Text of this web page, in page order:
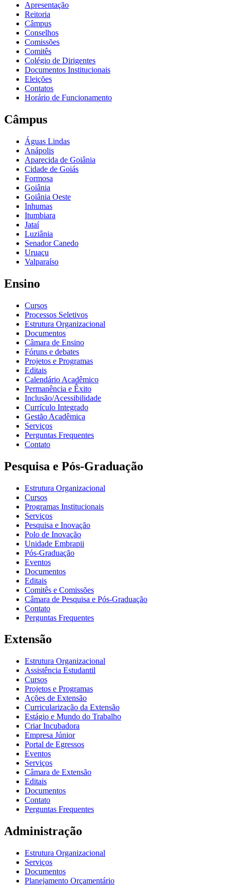
Apresentação
Reitoria
Câmpus
Conselhos
Comissões
Comitês
Colégio de Dirigentes
Documentos Institucionais
Eleições
Contatos
Horário de Funcionamento
Câmpus
Águas Lindas
Anápolis
Aparecida de Goiânia
Cidade de Goiás
Formosa
Goiânia
Goiânia Oeste
Inhumas
Itumbiara
Jataí
Luziânia
Senador Canedo
Uruaçu
Valparaíso
Ensino
Cursos
Processos Seletivos
Estrutura Organizacional
Documentos
Câmara de Ensino
Fóruns e debates
Projetos e Programas
Editais
Calendário Acadêmico
Permanência e Êxito
Inclusão/Acessibilidade
Currículo Integrado
Gestão Acadêmica
Serviços
Perguntas Frequentes
Contato
Pesquisa e Pós-Graduação
Estrutura Organizacional
Cursos
Programas Institucionais
Serviços
Pesquisa e Inovação
Polo de Inovação
Unidade Embrapii
Pós-Graduação
Eventos
Documentos
Editais
Comitês e Comissões
Câmara de Pesquisa e Pós-Graduação
Contato
Perguntas Frequentes
Extensão
Estrutura Organizacional
Assistência Estudantil
Cursos
Projetos e Programas
Ações de Extensão
Curricularização da Extensão
Estágio e Mundo do Trabalho
Criar Incubadora
Empresa Júnior
Portal de Egressos
Eventos
Serviços
Câmara de Extensão
Editais
Documentos
Contato
Perguntas Frequentes
Administração
Estrutura Organizacional
Serviços
Documentos
Planejamento Orçamentário